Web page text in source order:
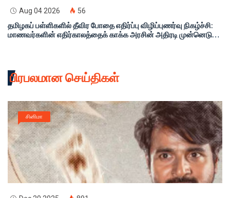
Aug 04 2026 56
தமிழகப் பள்ளிகளில் தீவிர போதை எதிர்ப்பு விழிப்புணர்வு நிகழ்ச்சி:
மாணவர்களின் எதிர்காலத்தைக் காக்க அரசின் அதிரடி முன்னெடுப்பு!
பிரபலமான செய்திகள்
சினிமா